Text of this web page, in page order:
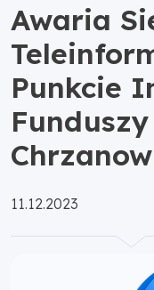
Awaria
Punkcie
Opublikowano:
11.12.2023